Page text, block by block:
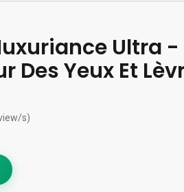
Ultra -
Des Yeux Et
s)